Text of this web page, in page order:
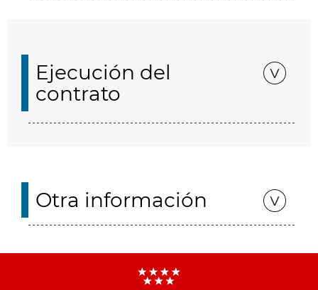
Ejecución del
contrato
Otra información